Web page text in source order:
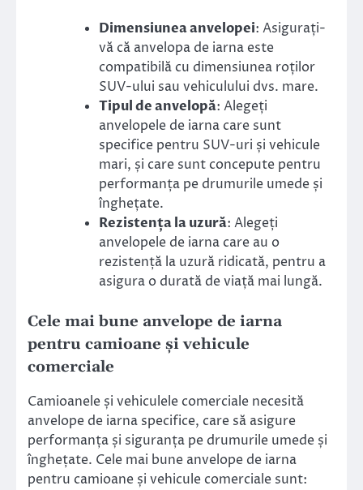
Dimensiunea anvelopei: Asigurați-
vă că anvelopa de iarna este
compatibilă cu dimensiunea roților
SUV-ului sau vehiculului dvs. mare.
Tipul de anvelopă: Alegeți
anvelopele de iarna care sunt
specifice pentru SUV-uri și vehicule
mari, și care sunt concepute pentru
performanța pe drumurile umede și
înghețate.
Rezistența la uzură: Alegeți
anvelopele de iarna care au o
rezistență la uzură ridicată, pentru a
asigura o durată de viață mai lungă.
Cele mai bune anvelope de iarna
pentru camioane și vehicule
comerciale
Camioanele și vehiculele comerciale necesită
anvelope de iarna specifice, care să asigure
performanța și siguranța pe drumurile umede și
înghețate. Cele mai bune anvelope de iarna
pentru camioane și vehicule comerciale sunt: